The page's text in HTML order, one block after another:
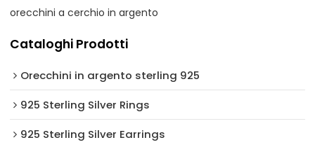
orecchini a cerchio in argento
Cataloghi Prodotti
Orecchini in argento sterling 925
925 Sterling Silver Rings
925 Sterling Silver Earrings